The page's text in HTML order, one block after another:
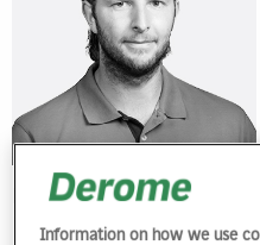
Fredrik Pettersson
Platschef
Information on how we use